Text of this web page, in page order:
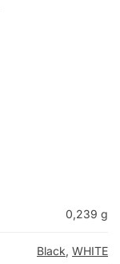
0,239 g
Black, WHITE